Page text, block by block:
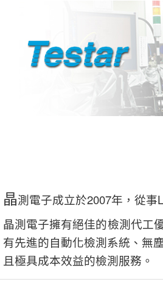
晶測電子成立於2007年，從
晶測電子擁有絕佳的檢測代工
有先進的自動化檢測系統、無
且極具成本效益的檢測服務。